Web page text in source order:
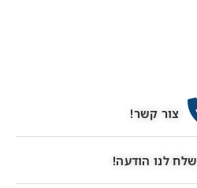
צור קשר!
שלח לנו הודעה!